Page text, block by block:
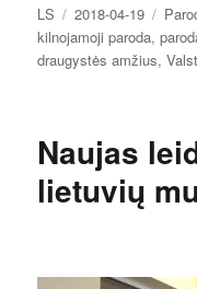
Autorius
LS Paskelbta
2018-04-19
kilnojamoji paroda,
draugystės amžius,
Naujas
lietuvių